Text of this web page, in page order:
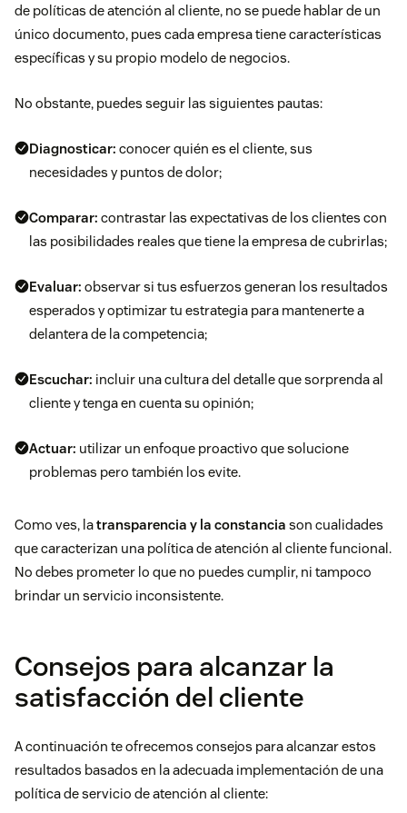
de políticas de atención al cliente, no se puede hablar de un
único documento, pues cada empresa tiene características
específicas y su propio modelo de negocios.
No obstante, puedes seguir las siguientes pautas:
Diagnosticar: conocer quién es el cliente, sus
necesidades ypuntos de dolor;
Comparar: contrastar las expectativas de los clientes con
las posibilidades reales que tiene la empresa de cubrirlas;
Evaluar: observar si tus esfuerzos generan los resultados
esperados y optimizar tu estrategia para mantenerte a
delantera de la competencia;
Escuchar: incluir una cultura del detalle que sorprenda al
cliente y tenga en cuenta su opinión;
Actuar: utilizar un enfoque proactivo que solucione
problemas pero también los evite.
Como ves, latransparencia y la constancia son cualidades
que caracterizan una política de atención al cliente funcional.
No debes prometer lo que no puedes cumplir, ni tampoco
brindar un servicio inconsistente.
Consejos para alcanzar la
satisfacción del cliente
A continuación te ofrecemos consejos para alcanzar estos
resultados basados en la adecuada implementación de una
política de servicio de atención al cliente: